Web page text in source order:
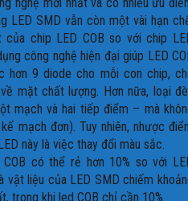
LED SMD vẫn còn một vài hạn
chip LED COB so với chip
công nghệ hiện đại giúp LED
hơn 9 diode cho mỗi con chip,
mặt chất lượng. Hơn nữa, loại
mạch và hai tiếp điểm – mà
mạch đơn). Tuy nhiên, nhược
này là việc thay đổi màu sắc.
có thể rẻ hơn 10% so với
vật liệu của LED SMD chiếm
trong khi led COB chỉ cần 10%.